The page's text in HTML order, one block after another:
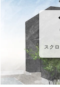
スク